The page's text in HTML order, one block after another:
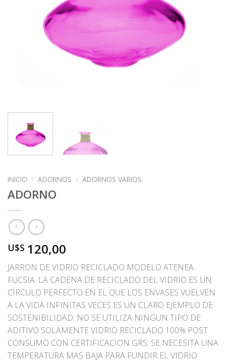
INICIO / ADORNOS / ADORNOS VARIOS
ADORNO
U$S 120,00
JARRON DE VIDRIO RECICLADO MODELO ATENEA
FUCSIA. LA CADENA DE RECICLADO DEL VIDRIO ES UN
CIRCULO PERFECTO EN EL QUE LOS ENVASES VUELVEN
A LA VIDA INFINITAS VECES ES UN CLARO EJEMPLO DE
SOSTENIBILIDAD. NO SE UTILIZA NINGUN TIPO DE
ADITIVO SOLAMENTE VIDRIO RECICLADO 100% POST
CONSUMO CON CERTIFICACION GRS. SE NECESITA UNA
TEMPERATURA MAS BAJA PARA FUNDIR EL VIDRIO